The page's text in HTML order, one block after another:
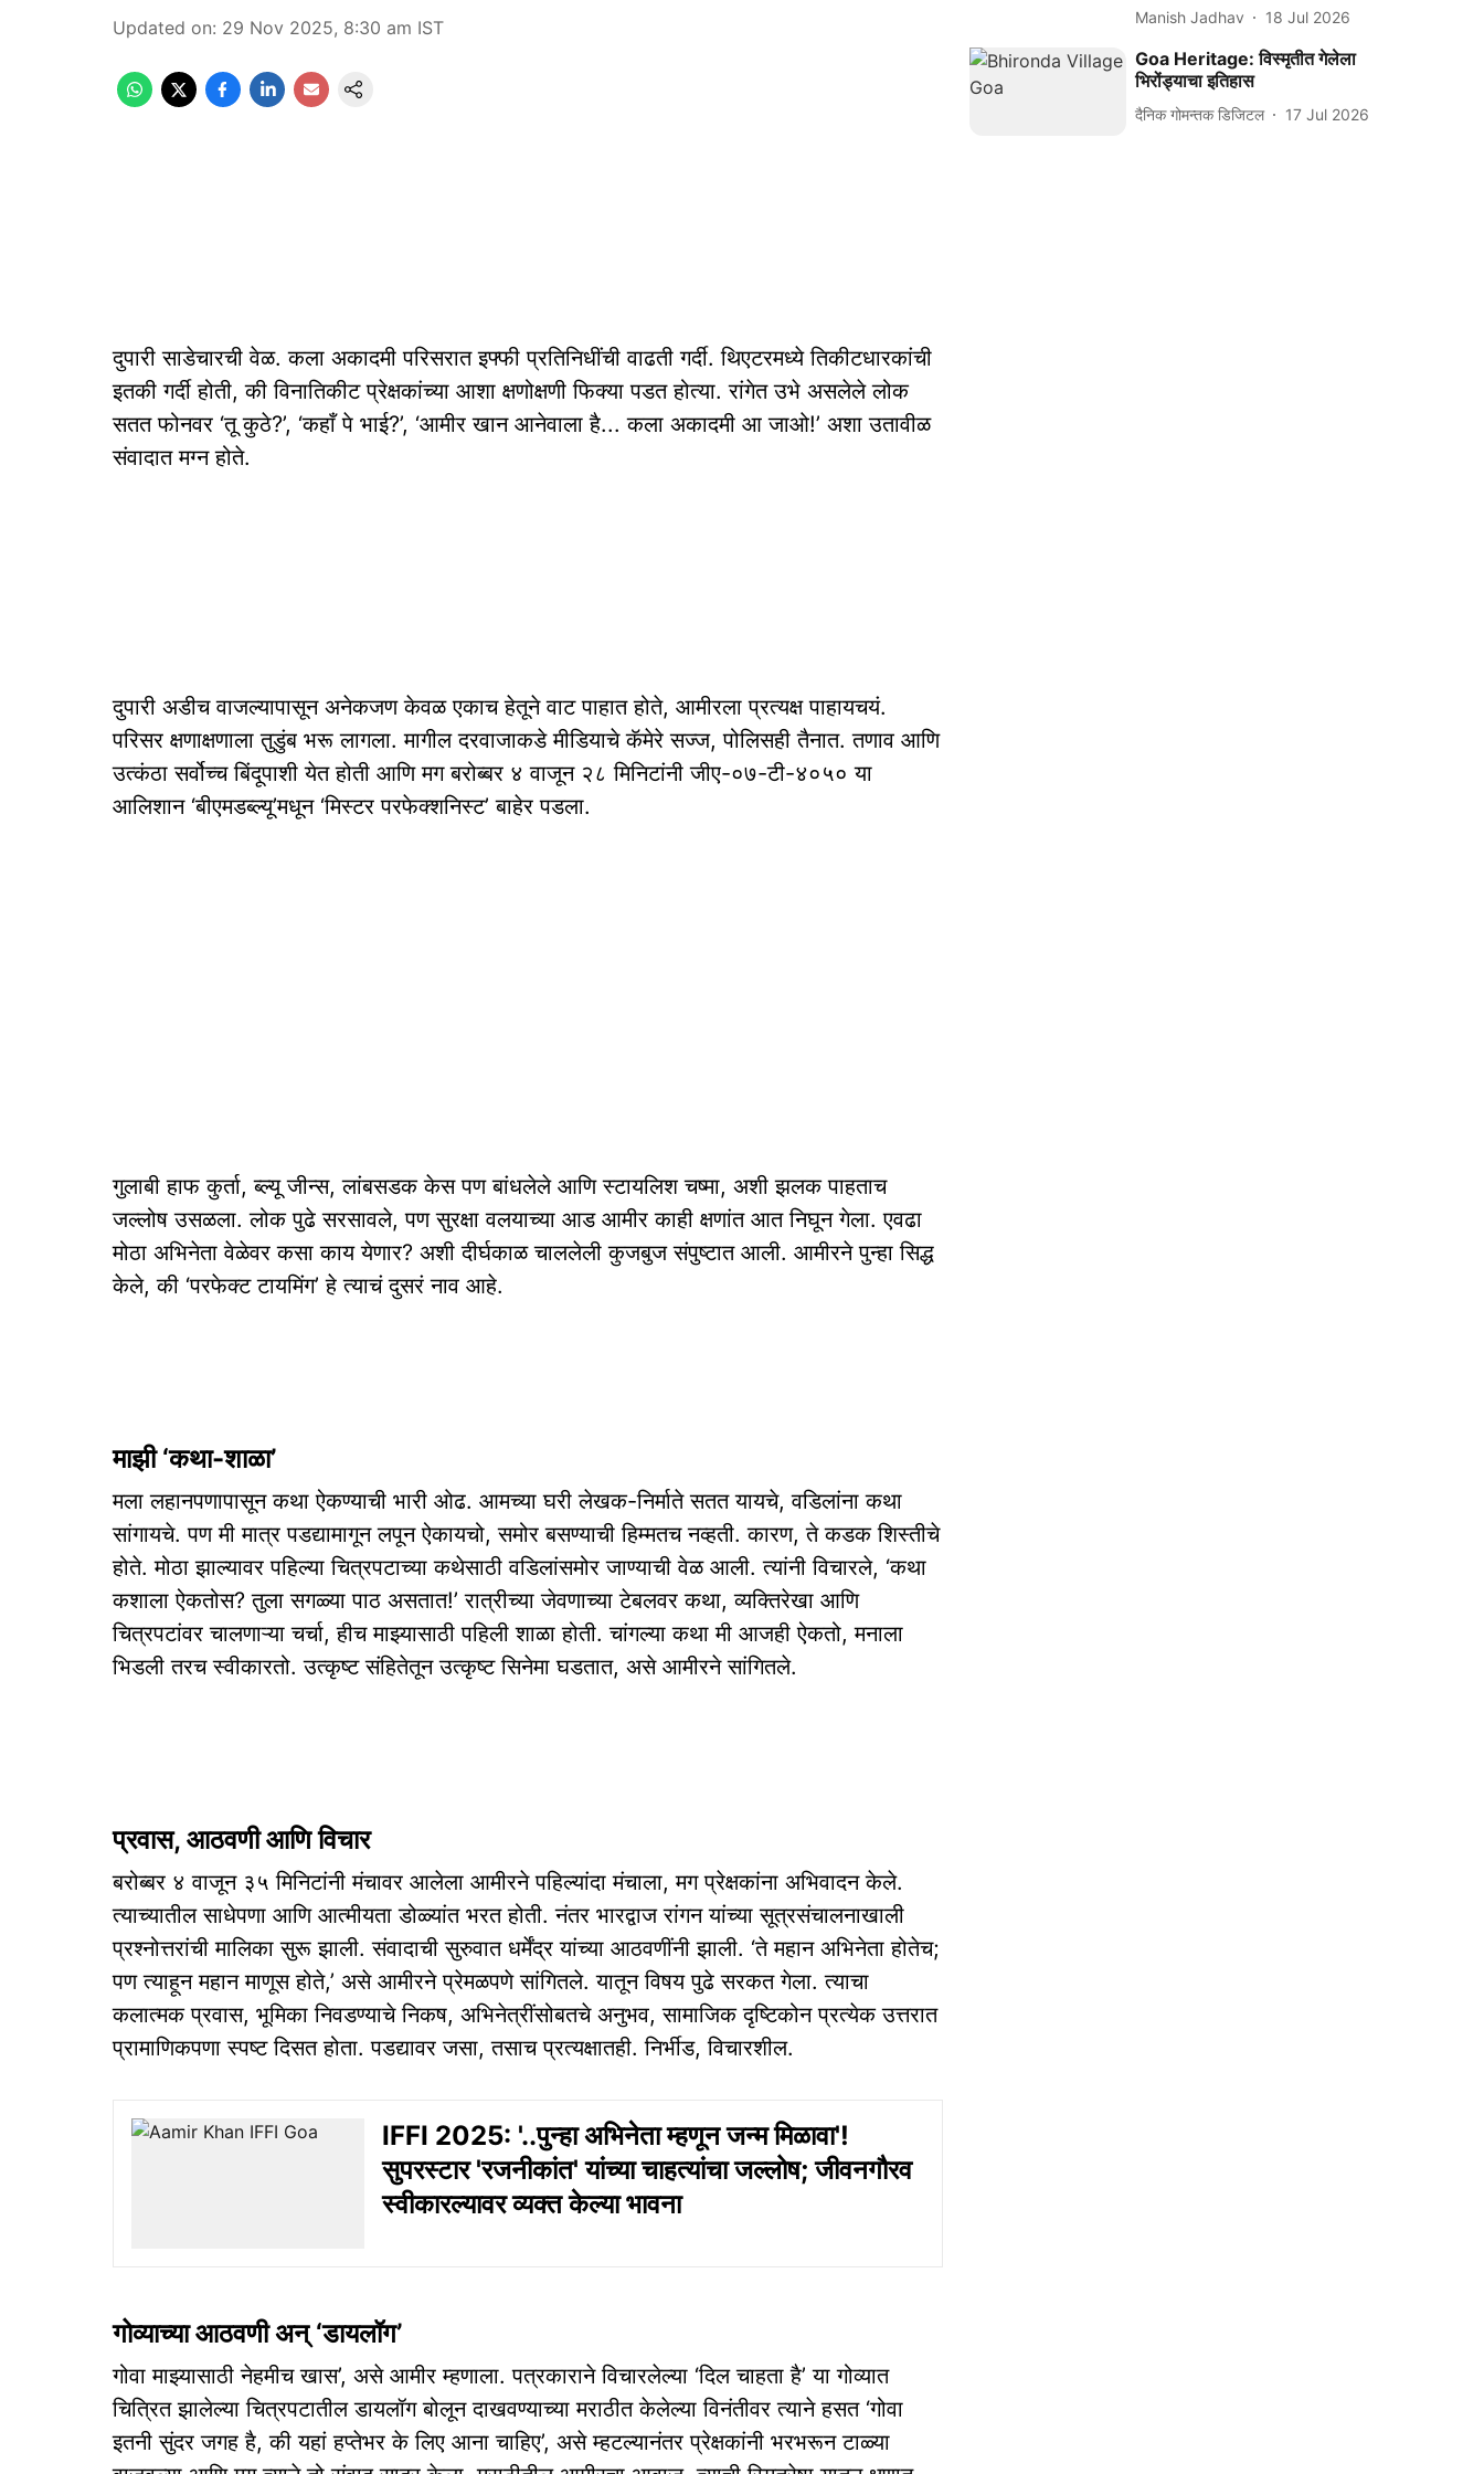
Updated on: 29 Nov 2025, 8:30 am IST
दुपारी साडेचारची वेळ. कला अकादमी परिसरात इफ्फी प्रतिनिधींची वाढती गर्दी. थिएटरमध्ये तिकीटधारकांची
इतकी गर्दी होती, की विनातिकीट प्रेक्षकांच्या आशा क्षणोक्षणी फिक्या पडत होत्या. रांगेत उभे असलेले लोक
सतत फोनवर ‘तू कुठे?’, ‘कहाँ पे भाई?’, ‘आमीर खान आनेवाला है... कला अकादमी आ जाओ!’ अशा उतावीळ
संवादात मग्न होते.
दुपारी अडीच वाजल्यापासून अनेकजण केवळ एकाच हेतूने वाट पाहात होते, आमीरला प्रत्यक्ष पाहायचयं.
परिसर क्षणाक्षणाला तुडुंब भरू लागला. मागील दरवाजाकडे मीडियाचे कॅमेरे सज्ज, पोलिसही तैनात. तणाव आणि
उत्कंठा सर्वोच्च बिंदूपाशी येत होती आणि मग बरोब्बर ४ वाजून २८ मिनिटांनी जीए-०७-टी-४०५० या
आलिशान ‘बीएमडब्ल्यू’मधून ‘मिस्टर परफेक्शनिस्ट’ बाहेर पडला.
गुलाबी हाफ कुर्ता, ब्ल्यू जीन्स, लांबसडक केस पण बांधलेले आणि स्टायलिश चष्मा, अशी झलक पाहताच
जल्लोष उसळला. लोक पुढे सरसावले, पण सुरक्षा वलयाच्या आड आमीर काही क्षणांत आत निघून गेला. एवढा
मोठा अभिनेता वेळेवर कसा काय येणार? अशी दीर्घकाळ चाललेली कुजबुज संपुष्टात आली. आमीरने पुन्हा सिद्ध
केले, की ‘परफेक्ट टायमिंग’ हे त्याचं दुसरं नाव आहे.
माझी ‘कथा-शाळा’
मला लहानपणापासून कथा ऐकण्याची भारी ओढ. आमच्या घरी लेखक-निर्माते सतत यायचे, वडिलांना कथा
सांगायचे. पण मी मात्र पडद्यामागून लपून ऐकायचो, समोर बसण्याची हिम्मतच नव्हती. कारण, ते कडक शिस्तीचे
होते. मोठा झाल्यावर पहिल्या चित्रपटाच्या कथेसाठी वडिलांसमोर जाण्याची वेळ आली. त्यांनी विचारले, ‘कथा
कशाला ऐकतोस? तुला सगळ्या पाठ असतात!’ रात्रीच्या जेवणाच्या टेबलवर कथा, व्यक्तिरेखा आणि
चित्रपटांवर चालणाऱ्या चर्चा, हीच माझ्यासाठी पहिली शाळा होती. चांगल्या कथा मी आजही ऐकतो, मनाला
भिडली तरच स्वीकारतो. उत्कृष्ट संहितेतून उत्कृष्ट सिनेमा घडतात, असे आमीरने सांगितले.
प्रवास, आठवणी आणि विचार
बरोब्बर ४ वाजून ३५ मिनिटांनी मंचावर आलेला आमीरने पहिल्यांदा मंचाला, मग प्रेक्षकांना अभिवादन केले.
त्याच्यातील साधेपणा आणि आत्मीयता डोळ्यांत भरत होती. नंतर भारद्वाज रांगन यांच्या सूत्रसंचालनाखाली
प्रश्नोत्तरांची मालिका सुरू झाली. संवादाची सुरुवात धर्मेंद्र यांच्या आठवणींनी झाली. ‘ते महान अभिनेता होतेच;
पण त्याहून महान माणूस होते,’ असे आमीरने प्रेमळपणे सांगितले. यातून विषय पुढे सरकत गेला. त्याचा
कलात्मक प्रवास, भूमिका निवडण्याचे निकष, अभिनेत्रींसोबतचे अनुभव, सामाजिक दृष्टिकोन प्रत्येक उत्तरात
प्रामाणिकपणा स्पष्ट दिसत होता. पडद्यावर जसा, तसाच प्रत्यक्षातही. निर्भीड, विचारशील.
IFFI 2025: '..पुन्हा अभिनेता म्हणून जन्म मिळावा'!
सुपरस्टार 'रजनीकांत' यांच्या चाहत्यांचा जल्लोष; जीवनगौरव
स्वीकारल्यावर व्यक्त केल्या भावना
गोव्याच्या आठवणी अन्‌ ‘डायलॉग’
गोवा माझ्यासाठी नेहमीच खास’, असे आमीर म्हणाला. पत्रकाराने विचारलेल्या ‘दिल चाहता है’ या गोव्यात
चित्रित झालेल्या चित्रपटातील डायलॉग बोलून दाखवण्याच्या मराठीत केलेल्या विनंतीवर त्याने हसत ‘गोवा
इतनी सुंदर जगह है, की यहां हप्तेभर के लिए आना चाहिए’, असे म्हटल्यानंतर प्रेक्षकांनी भरभरून टाळ्या
Manish Jadhav 18 Jul 2026
Goa Heritage: विस्मृतीत गेलेला
भिरोंड्याचा इतिहास
दैनिक गोमन्तक डिजिटल 17 Jul 2026